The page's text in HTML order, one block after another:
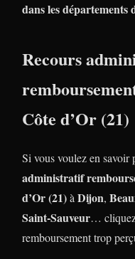
dans les
Recours
Côte d’Or (21)
Si vous voulez en savoir
administratif
d’Or (21)à Dijon,
Saint-Sauveur…
remboursement trop